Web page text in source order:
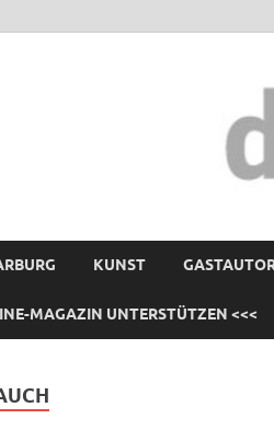
KUNST
MAGAZIN UNTERSTÜTZEN <<<